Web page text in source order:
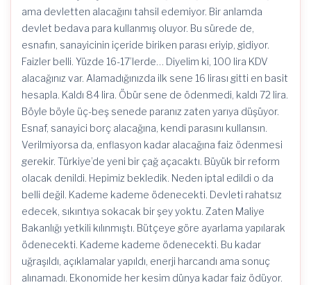
ama devletten alacağını tahsil edemiyor. Bir anlamda
devlet bedava para kullanmış oluyor. Bu sürede de,
esnafın, sanayicinin içeride biriken parası eriyip, gidiyor.
Faizler belli. Yüzde 16-17’lerde… Diyelim ki, 100 lira KDV
alacağınız var. Alamadığınızda ilk sene 16 lirası gitti en basit
hesapla. Kaldı 84 lira. Öbür sene de ödenmedi, kaldı 72 lira.
Böyle böyle üç-beş senede paranız zaten yarıya düşüyor.
Esnaf, sanayici borç alacağına, kendi parasını kullansın.
Verilmiyorsa da, enflasyon kadar alacağına faiz ödenmesi
gerekir. Türkiye’de yeni bir çağ açacaktı. Büyük bir reform
olacak denildi. Hepimiz bekledik. Neden iptal edildi o da
belli değil. Kademe kademe ödenecekti. Devleti rahatsız
edecek, sıkıntıya sokacak bir şey yoktu. Zaten Maliye
Bakanlığı yetkili kılınmıştı. Bütçeye göre ayarlama yapılarak
ödenecekti. Kademe kademe ödenecekti. Bu kadar
uğraşıldı, açıklamalar yapıldı, enerji harcandı ama sonuç
alınamadı. Ekonomide her kesim dünya kadar faiz ödüyor.